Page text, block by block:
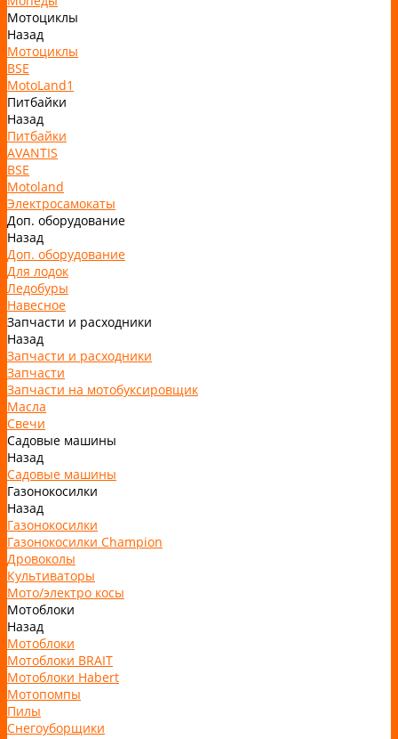
Мотоциклы
Назад
Мотоциклы
BSE
MotoLand1
Питбайки
Назад
Питбайки
AVANTIS
BSE
Motoland
Электросамокаты
Доп. оборудование
Назад
Доп. оборудование
Для лодок
Ледобуры
Навесное
Запчасти и расходники
Назад
Запчасти и расходники
Запчасти
Запчасти на мотобуксировщик
Масла
Свечи
Садовые машины
Назад
Садовые машины
Газонокосилки
Назад
Газонокосилки
Газонокосилки Champion
Дровоколы
Культиваторы
Мото/электро косы
Мотоблоки
Назад
Мотоблоки
Мотоблоки BRAIT
Мотоблоки Habert
Мотопомпы
Пилы
Снегоуборщики